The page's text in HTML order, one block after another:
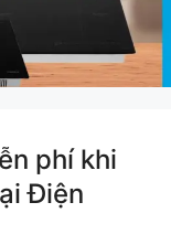
phí khi
Điện